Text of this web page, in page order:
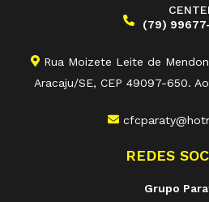
(79)
Rua Moizete Leite de
Aracaju/SE, CEP 49097-650.
REDES
Grupo